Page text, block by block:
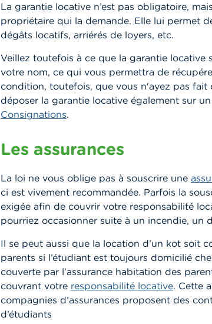
La garantie locative n’est pas obligatoire,
propriétaire qui la demande. Elle lui permet
dégâts locatifs, arriérés de loyers, etc.
Veillez toutefois à ce que la garantie
votre nom, ce qui vous permettra de
condition, toutefois, que vous n'ayez pas fait
déposer la garantie locative également sur
Consignations.
Les assurances
La loi ne vous oblige pas à souscrire une
ci est vivement recommandée. Parfois la
exigée afin de couvrir votre responsabilité
pourriez occasionner suite à un incendie, un
Il se peut aussi que la location d’un kot soit
parents si l’étudiant est toujours domicilié
couverte par l’assurance habitation des
couvrant votre responsabilité locative. Cette
compagnies d’assurances proposent des
d’étudiants